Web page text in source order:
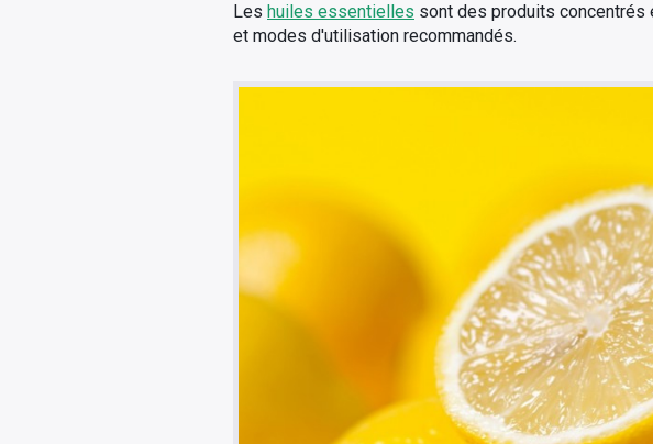
Les huiles essentielles sont des produits concentrés
et modes d'utilisation recommandés.